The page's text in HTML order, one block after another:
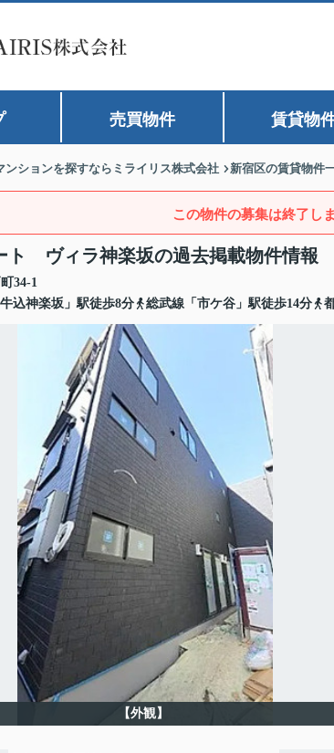
売買物件 賃貸物
ンションを探すならミライリス株式会社 新宿区の賃貸物件
この物件の募集は終了しま
ヴィラ神楽坂の過去掲載物件情報
34-1
込神楽坂」駅徒歩8分
総武線「市ケ谷」駅徒歩14分
【外観】